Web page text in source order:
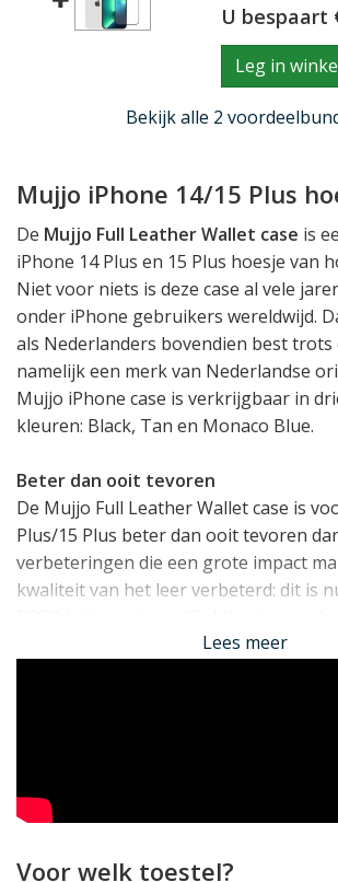
U bespaart
Leg in
Bekijk alle 2
Mujjo iPhone 14/15 Plus
De Mujjo Full Leather Wallet case is
iPhone 14 Plus en 15 Plus hoesje van
Niet voor niets is deze case al vele
onder iPhone gebruikers wereldwijd.
als Nederlanders bovendien best trots
namelijk een merk van Nederlandse
Mujjo iPhone case is verkrijgbaar in
kleuren: Black, Tan en Monaco Blue.
Beter dan ooit tevoren
De Mujjo Full Leather Wallet case is
Plus/15 Plus beter dan ooit tevoren
verbeteringen die een grote impact
kwaliteit van het leer verbeterd: dit is
milieu-standaarden. Metalen knopjes
Het leer waarmee deze Mujjo case is
leer maakt dat het een prachtig
Lees meer
Voor welk toestel?